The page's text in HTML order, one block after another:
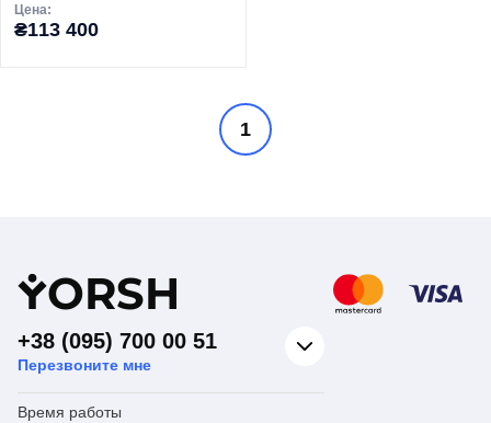
Цена:
₴113 400
GROHE
1
YORSH
+38 (095) 700 00 51
Перезвоните мне
Время работы